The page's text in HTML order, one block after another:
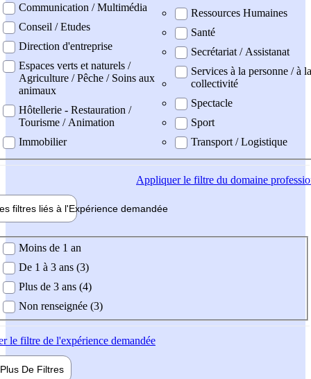
Communication / Multimédia
Conseil / Etudes
Direction d'entreprise
Espaces verts et naturels /
Agriculture / Pêche / Soins aux
animaux
Hôtellerie - Restauration /
Tourisme / Animation
Immobilier
Ressources Humaines
Santé
Secrétariat / Assistanat
Services à la personne / à la
collectivité
Spectacle
Sport
Transport / Logistique
Appliquerle filtre du domaine
filtres liés à l'Expérience demandée
demandée
Moins de 1 an
De 1 à 3 ans (3)
Plus de 3 ans (4)
Non renseignée (3)
le filtre de l'expérience demandée
Plus De Filtres